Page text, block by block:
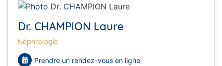
Dr. CHAMPION Laure
Néphrologie
Prendre un rendez-vous en ligne